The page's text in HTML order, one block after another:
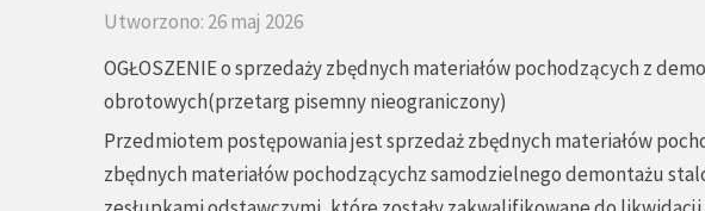
Utworzono: 26 maj 2026
OGŁOSZENIE o sprzedaży zbędnych materiałów pochodzących z
obrotowych(przetarg pisemny nieograniczony)
Przedmiotem postępowania jest sprzedaż zbędnych materiałów
zbędnych materiałów pochodzącychz samodzielnego demontażu